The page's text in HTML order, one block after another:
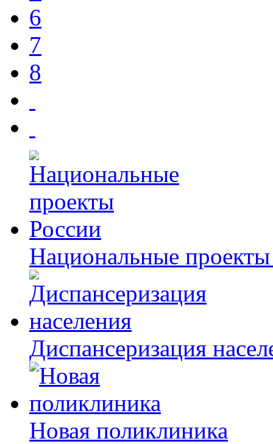
6
7
8
Национальные
Диспансеризация
Новая поликлиника